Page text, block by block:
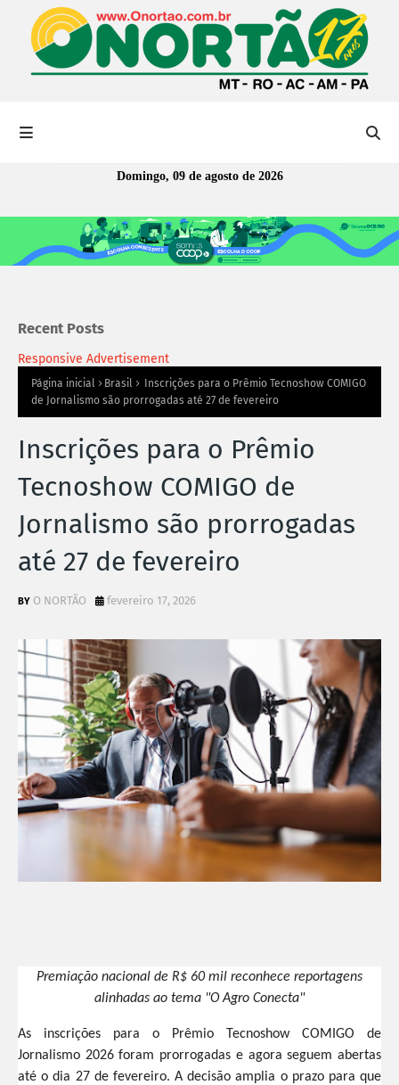
Domingo, 09 de agosto de 2026
Recent Posts
Responsive Advertisement
Página inicial Brasil
Inscrições para o Prêmio Tecnoshow COMIGO
de Jornalismo são prorrogadas até 27 de fevereiro
Inscrições para o Prêmio
Tecnoshow COMIGO de
Jornalismo são prorrogadas
até 27 de fevereiro
O NORTÃO fevereiro 17, 2026
Premiação nacional de R$ 60 mil reconhece reportagens
alinhadas ao tema "O Agro Conecta"
As inscrições para o Prêmio Tecnoshow COMIGO de
Jornalismo 2026 foram prorrogadas e agora seguem abertas
até o dia 27 de fevereiro. A decisão amplia o prazo para que